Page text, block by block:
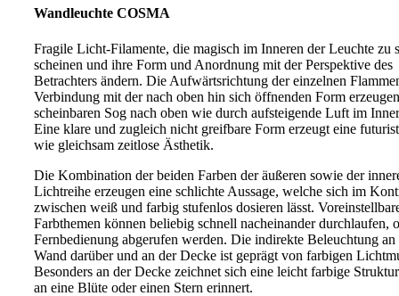
Wandleuchte COSMA
Fragile Licht-Filamente, die magisch im Inneren der Leuchte zu
scheinen und ihre Form und Anordnung mit der Perspektive des
Betrachters ändern. Die Aufwärtsrichtung der einzelnen
Verbindung mit der nach oben hin sich öffnenden Form
scheinbaren Sog nach oben wie durch aufsteigende Luft im
Eine klare und zugleich nicht greifbare Form erzeugt eine
wie gleichsam zeitlose Ästhetik.
Die Kombination der beiden Farben der äußeren sowie der
Lichtreihe erzeugen eine schlichte Aussage, welche sich im
zwischen weiß und farbig stufenlos dosieren lässt.
Farbthemen können beliebig schnell nacheinander durchlaufen,
Fernbedienung abgerufen werden. Die indirekte Beleuchtung an
Wand darüber und an der Decke ist geprägt von farbigen
Besonders an der Decke zeichnet sich eine leicht farbige
an eine Blüte oder einen Stern erinnert.